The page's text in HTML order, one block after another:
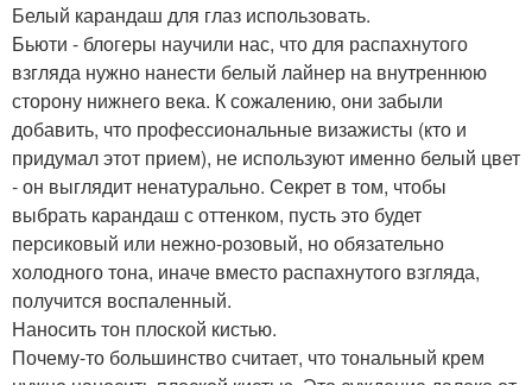
Белый карандаш для глаз использовать.
Бьюти - блогеры научили нас, что для распахнутого
взгляда нужно нанести белый лайнер на внутреннюю
сторону нижнего века. К сожалению, они забыли
добавить, что профессиональные визажисты (кто и
придумал этот прием), не используют именно белый цвет
- он выглядит ненатурально. Секрет в том, чтобы
выбрать карандаш с оттенком, пусть это будет
персиковый или нежно-розовый, но обязательно
холодного тона, иначе вместо распахнутого взгляда,
получится воспаленный.
Наносить тон плоской кистью.
Почему-то большинство считает, что тональный крем